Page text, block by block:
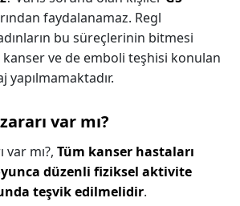
faydalanamaz. Regl
bu süreçlerinin bitmesi
ve de emboli teşhisi konulan
yapılmamaktadır.
var mı?
var mı?, Tüm kanser hastaları
düzenli ﬁziksel aktivite
teşvik edilmelidir.